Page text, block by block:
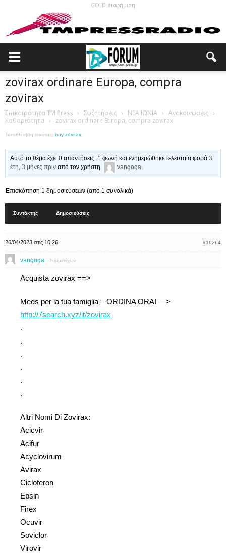
GOLD Διαφήμιση
zovirax ordinare Europa, compra
zovirax
Επικαιρότητα TM Press › Συζητήσεις › ΝΕΑ ΙΩΝΙΑ › Ανακοινώσεις ›
Καθαριότητα › zovirax ordinare Europa, compra zovirax
Τοποθέτηση ετικέτας: buy zovirax
Αυτό το θέμα έχει 0 απαντήσεις, 1 φωνή και ενημερώθηκε τελευταία φορά3
έτη, 3 μήνες πριν από τον χρήστη vangoga.
Επισκόπηση 1 δημοσιεύσεων (από 1 συνολικά)
Συντάκτης Δημοσιεύσεις
26/04/2023 στις 10:26 #16264
vangoga Συμμετέχων
Acquista zovirax ==>
Meds per la tua famiglia – ORDINA ORA! —>
http://7search.xyz/it/zovirax
.
.
.
.
.
.
Altri Nomi Di Zovirax:
Acicvir
Acifur
Acyclovirum
Avirax
Cicloferon
Epsin
Firex
Ocuvir
Soviclor
Virovir